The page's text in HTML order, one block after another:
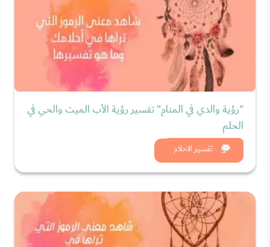
تفسير الاحلام
"رؤية والدي في المنام" تفسير رؤية الأب الميت والحي في
الحلم
شاهد الان